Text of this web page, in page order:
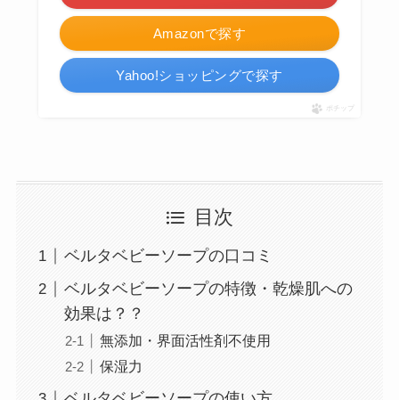
Amazonで探す
Yahoo!ショッピングで探す
ポチップ
目次
ベルタベビーソープの口コミ
ベルタベビーソープの特徴・乾燥肌への
効果は？？
無添加・界面活性剤不使用
保湿力